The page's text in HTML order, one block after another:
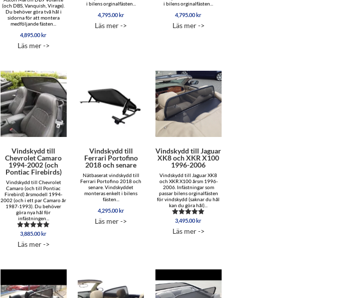
(och DBS, Vanquish, Virage).
Du behöver göra två hål i
sidorna för att montera
medföljande fästen...
4,895.00 kr
Läs mer ->
i bilens orginalfästen...
4,795.00 kr
Läs mer ->
i bilens orginalfästen...
4,795.00 kr
Läs mer ->
Vindskydd till
Chevrolet Camaro
1994-2002 (och
Pontiac Firebirds)
Vindskydd till Chevrolet
Camaro (och till Pontiac
Firebird) årsmodell 1994-
2002 (och i ett par Camaro år
1987-1993). Du behöver
göra nya hål för
infästningen...
Betygsatt
av 5
3,885.00kr
Läs mer ->
Vindskydd till
Ferrari Portofino
2018 och senare
Nätbaserat vindskydd till
Ferrari Portofino 2018 och
senare. Vindskyddet
monteras enkelt i bilens
fästen...
4,295.00kr
Läs mer ->
Vindskydd till Jaguar
XK8 och XKR X100
1996-2006
Vindskydd till Jaguar XK8
och XKR X100 årsm 1996-
2006. Infästningar som
passar bilens orginalfästen
för vindskydd (saknar du hål
kan du göra hål)...
Betygsatt
av 5
3,495.00kr
Läs mer ->